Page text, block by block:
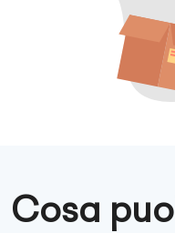
Cosa